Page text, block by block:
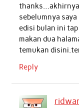
thanks…akhirnya
sebelumnya
edisi bulan ini
makan dua
temukan
Reply